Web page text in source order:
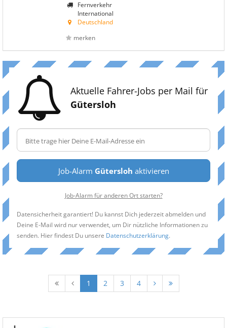
Fernverkehr
International
Deutschland
merken
Aktuelle Fahrer-Jobs per Mail für
Gütersloh
Job-Alarm Gütersloh aktivieren
Job-Alarm für anderen Ort starten?
Datensicherheit garantiert! Du kannst Dich jederzeit abmelden und
Deine E-Mail wird nur verwendet, um Dir nützliche Informationen zu
senden. Hier findest Du unsere Datenschutzerklärung.
1 2 3 4